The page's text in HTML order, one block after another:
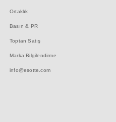
Ortaklık
Basın & PR
Toptan Satış
Marka Bilgilendirme
info@esotte.com